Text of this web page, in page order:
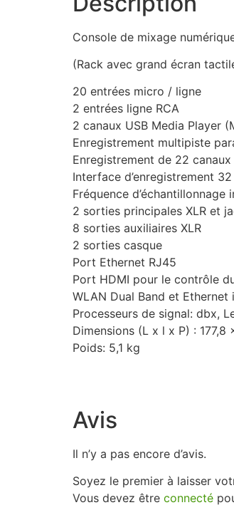
Console de mixage
(Rack avec grand écran
20 entrées micro / ligne
2 entrées ligne RCA
2 canaux USB Media Player
Enregistrement multipiste
Enregistrement de 22
Interface d’enregistrement
Fréquence d’échantillonnage
2 sorties principales XLR et
8 sorties auxiliaires XLR
2 sorties casque
Port Ethernet RJ45
Port HDMI pour le contrôle
WLAN Dual Band et
Processeurs de signal: dbx,
Dimensions (L x l x P) : 177,8
Poids: 5,1 kg
Avis
Il n’y a pas encore d’avis.
Soyez le premier à laisser
Vous devez être connecté